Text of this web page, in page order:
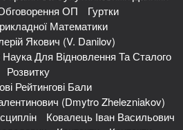
ОП
Гуртки
Математики
Якович (V. Danilov)
Для Відновлення Та Сталого
Розвитку
Рейтингові Бали
(Dmytro Zhelezniakov)
Ковалець Іван Васильович